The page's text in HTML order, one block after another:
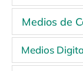
Medios de
Medios